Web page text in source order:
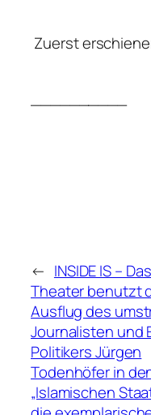
Zuerst
← INSIDE IS –
Theater benutzt
Ausflug des
Journalisten und
Politikers Jürgen
Todenhöfer in
„Islamischen